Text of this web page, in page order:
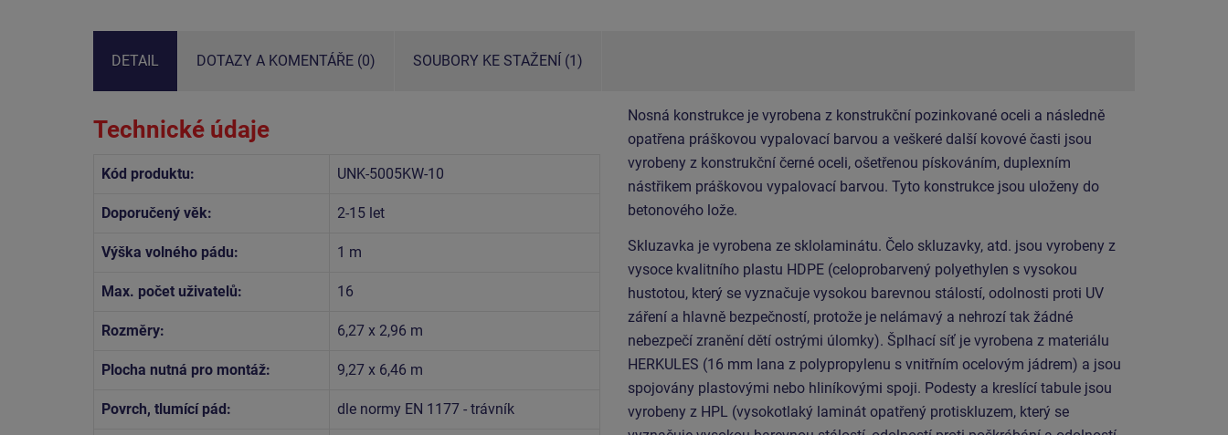
DETAIL DOTAZY A KOMENTÁŘE (0) SOUBORY KE STAŽENÍ (1)
Technické údaje
Kód produktu: UNK-5005KW-10
Doporučený věk: 2-15 let
Výška volného pádu: 1 m
Max. počet uživatelů: 16
Rozměry: 6,27 x 2,96 m
Plocha nutná pro montáž: 9,27 x 6,46 m
Povrch, tlumící pád: dle normy EN 1177 - trávník
Nosná konstrukce je vyrobena z konstrukční pozinkované oceli a následně
opatřena práškovou vypalovací barvou a veškeré další kovové časti jsou
vyrobeny z konstrukční černé oceli, ošetřenou pískováním, duplexním
nástřikem práškovou vypalovací barvou. Tyto konstrukce jsou uloženy do
betonového lože.
Skluzavka je vyrobena ze sklolaminátu. Čelo skluzavky, atd. jsou vyrobeny z
vysoce kvalitního plastu HDPE (celoprobarvený polyethylen s vysokou
hustotou, který se vyznačuje vysokou barevnou stálostí, odolnosti proti UV
záření a hlavně bezpečností, protože je nelámavý a nehrozí tak žádné
nebezpečí zranění dětí ostrými úlomky). Šplhací síť je vyrobena z materiálu
HERKULES (16 mm lana z polypropylenu s vnitřním ocelovým jádrem) a jsou
spojovány plastovými nebo hliníkovými spoji. Podesty a kreslící tabule jsou
vyrobeny z HPL (vysokotlaký laminát opatřený protiskluzem, který se